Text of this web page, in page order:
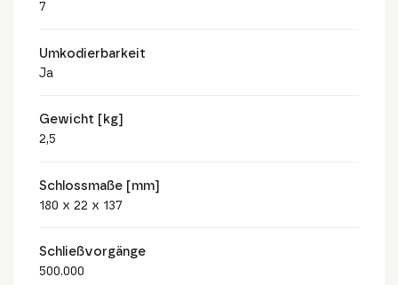
7
Umkodierbarkeit
Ja
Gewicht [kg]
2,5
Schlossmaße [mm]
180 x 22 x 137
Schließvorgänge
500.000